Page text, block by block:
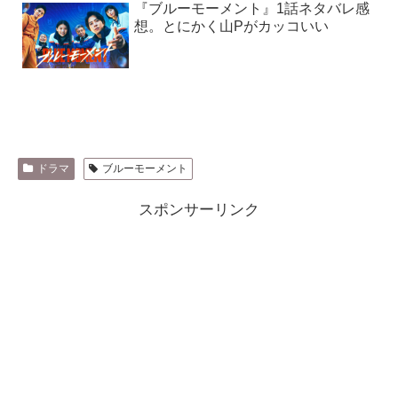
『ブルーモーメント』1話ネタバレ感
想。とにかく山Pがカッコいい
ドラマ ブルーモーメント
スポンサーリンク